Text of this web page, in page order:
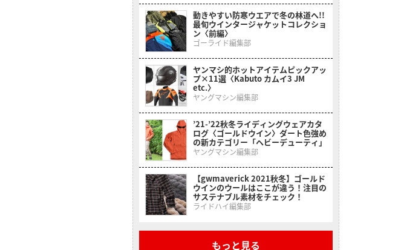
動きやすい防寒ウエアで冬の林道へ!!
最旬ウインタージャケットコレクショ
ン〈前編〉
ゴーライド編集部
ヤンマシ的ホットアイテムピックアッ
プ×11選〈Kabuto カムイ3 JM
etc.〉
ヤングマシン編集部
’21-’22秋冬ライディングウェアカタ
ログ〈ゴールドウイン〉ダート色強め
の新カテゴリー「ヘビーデューティ」
ヤングマシン編集部
【gwmaverick 2021秋冬】ゴールド
ウインのウールはここが違う！注目の
サステナブル素材をチェック！
ライドハイ編集部
もっと見る